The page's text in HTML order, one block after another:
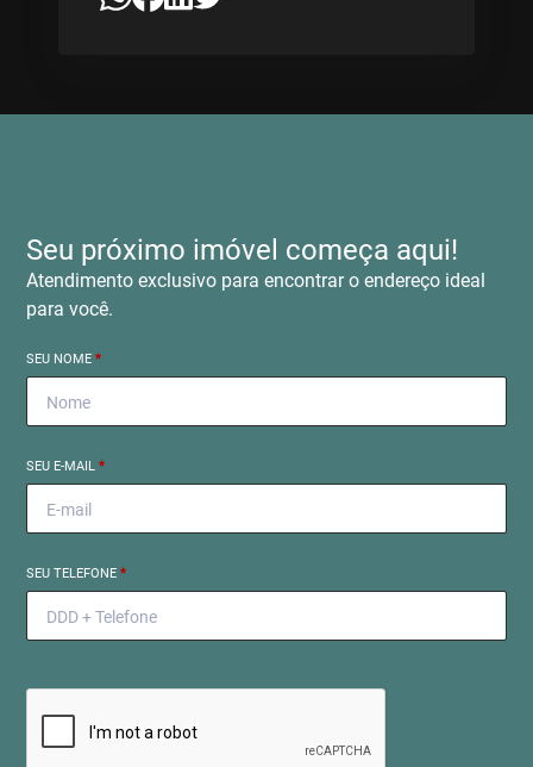
Seu próximo imóvel começa aqui!
Atendimento exclusivo para encontrar o endereço ideal
para você.
SEU NOME*
SEU E-MAIL*
SEU TELEFONE*